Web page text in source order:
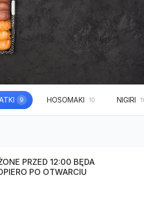
9 HOSOMAKI 10 NIGIRI
PRZED 12:00 BĘDA
PO OTWARCIU